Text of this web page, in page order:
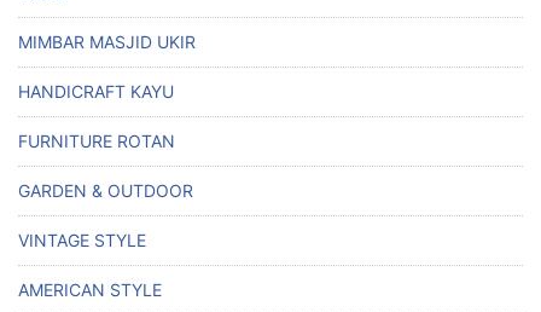
MIMBAR MASJID UKIR
HANDICRAFT KAYU
FURNITURE ROTAN
GARDEN & OUTDOOR
VINTAGE STYLE
AMERICAN STYLE